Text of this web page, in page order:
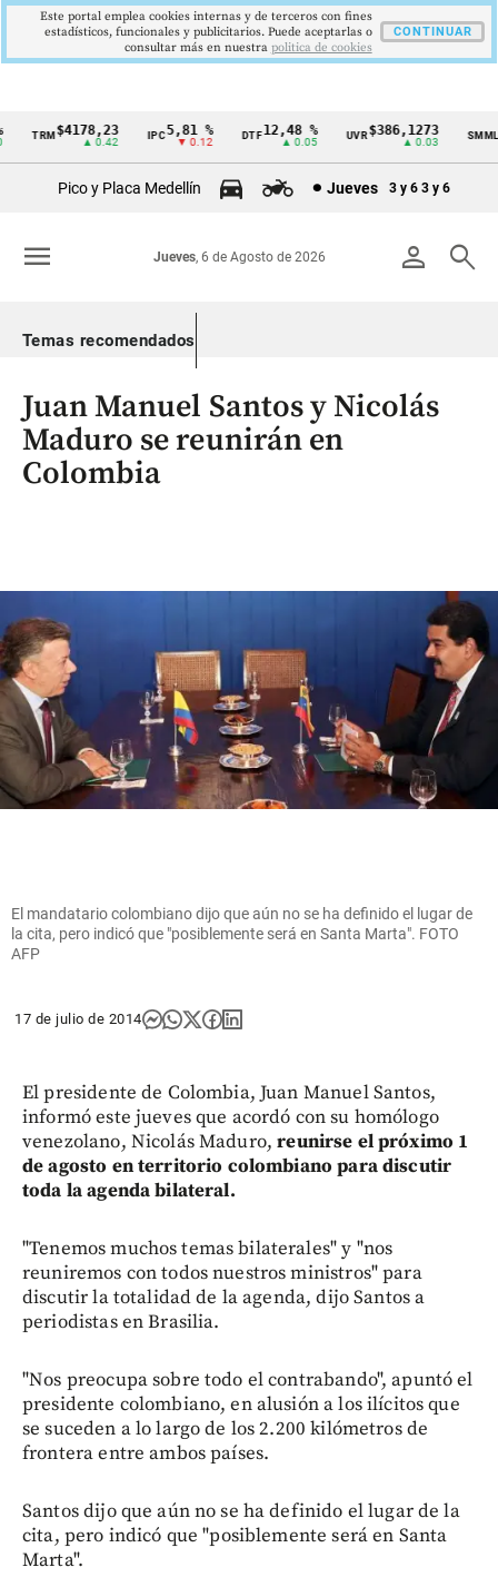
Cintillo
Colombia
TRM$4178,23
▲ 0.42
5,81 %
▼ 0.12
DTF12,48 %
▲ 0.05
UVR$386,1273
▲ 0.03
SMMLV
Pico y Placa Medellín Jueves 3 y 6 3 y 6
person search
Jueves, 6 de Agosto de 2026
menu
Temas recomendados
Juan Manuel Santos y Nicolás
Maduro se reunirán en
Colombia
El mandatario colombiano dijo que aún no se ha definido el lugar de
la cita, pero indicó que "posiblemente será en Santa Marta". FOTO
AFP
17 de julio de 2014
El presidente de Colombia, Juan Manuel Santos,
informó este jueves que acordó con su homólogo
venezolano, Nicolás Maduro,reunirse el próximo 1
de agosto en territorio colombiano para discutir
toda la agenda bilateral.
"Tenemos muchos temas bilaterales" y "nos
reuniremos con todos nuestros ministros" para
discutir la totalidad de la agenda, dijo Santos a
periodistas en Brasilia.
"Nos preocupa sobre todo el contrabando", apuntó el
presidente colombiano, en alusión a los ilícitos que
se suceden a lo largo de los 2.200 kilómetros de
frontera entre ambos países.
Santos dijo que aún no se ha definido el lugar de la
cita, pero indicó que "posiblemente será en Santa
Marta".
Este portal emplea cookies internas y de terceros con fines
estadísticos, funcionales y publicitarios. Puede aceptarlas o
consultar más en nuestra politica de cookies
CONTINUAR